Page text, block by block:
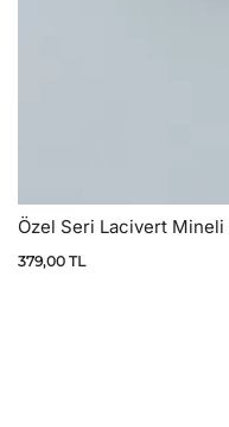
Özel Seri Lacivert Mineli
379,00 TL